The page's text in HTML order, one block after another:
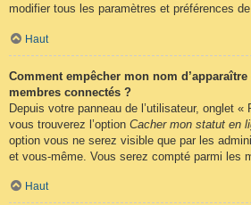
modifier tous les paramètres et préférences
Haut
Comment empêcher mon nom
membres connectés ?
Depuis votre panneau de l’utilisateur, onglet «
vous trouverez l’option Cacher mon statut en
option vous ne serez visible que par les
et vous-même. Vous serez compté parmi les
Haut